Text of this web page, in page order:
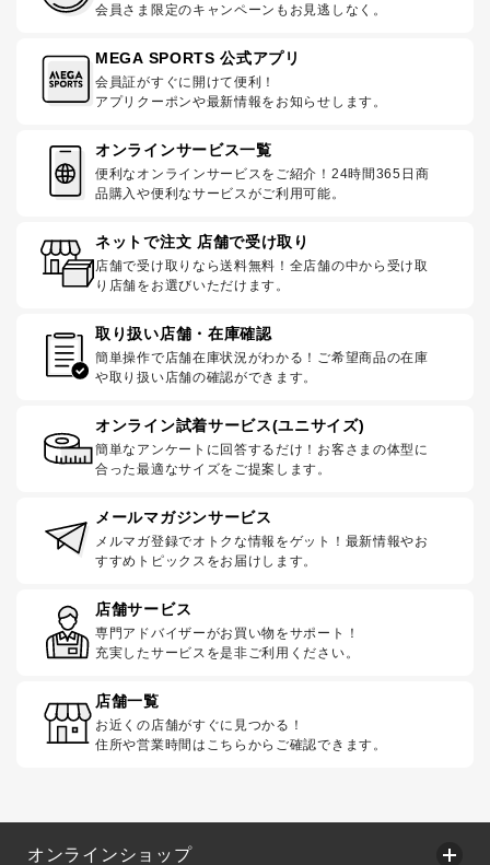
会員さま限定のキャンペーンもお見逃しなく。
MEGA SPORTS 公式アプリ
会員証がすぐに開けて便利！
アプリクーポンや最新情報をお知らせします。
オンラインサービス一覧
便利なオンラインサービスをご紹介！24時間365日商
品購入や便利なサービスがご利用可能。
ネットで注文 店舗で受け取り
店舗で受け取りなら送料無料！全店舗の中から受け取
り店舗をお選びいただけます。
取り扱い店舗・在庫確認
簡単操作で店舗在庫状況がわかる！ご希望商品の在庫
や取り扱い店舗の確認ができます。
オンライン試着サービス(ユニサイズ)
簡単なアンケートに回答するだけ！お客さまの体型に
合った最適なサイズをご提案します。
メールマガジンサービス
メルマガ登録でオトクな情報をゲット！最新情報やお
すすめトピックスをお届けします。
店舗サービス
専門アドバイザーがお買い物をサポート！
充実したサービスを是非ご利用ください。
店舗一覧
お近くの店舗がすぐに見つかる！
住所や営業時間はこちらからご確認できます。
オンラインショップ